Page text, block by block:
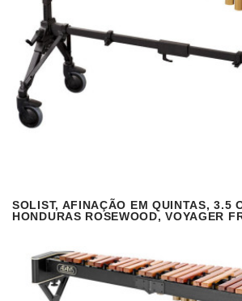
VISUALIZAR
SOLIST, AFINAÇÃO EM QUINTAS, 3.5
HONDURAS ROSEWOOD, VOYAGER